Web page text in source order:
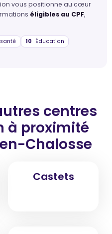
vous positionne au cœur
éligibles au CPF,
santé 10 Éducation
centres
à proximité
Chalosse
Castets